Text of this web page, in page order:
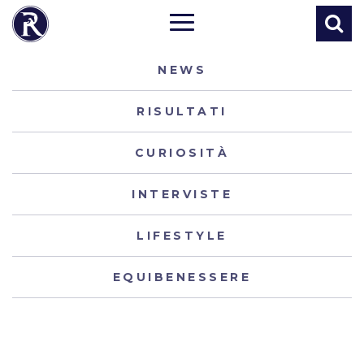
NEWS
RISULTATI
CURIOSITÀ
INTERVISTE
LIFESTYLE
EQUIBENESSERE